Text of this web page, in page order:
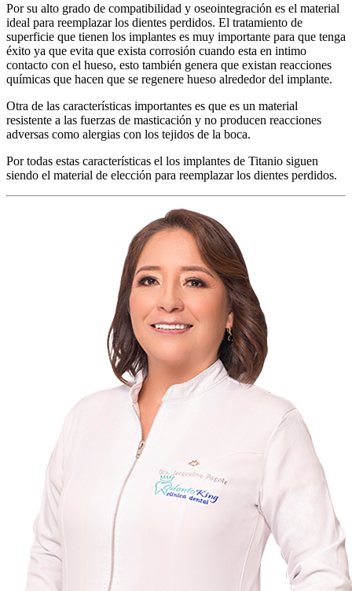
Por su alto grado de compatibilidad y oseointegración es el material
ideal para reemplazar los dientes perdidos. El tratamiento de
superficie que tienen los implantes es muy importante para que tenga
éxito ya que evita que exista corrosión cuando esta en intimo
contacto con el hueso, esto también genera que existan reacciones
químicas que hacen que se regenere hueso alrededor del implante.
Otra de las características importantes es que es un material
resistente a las fuerzas de masticación y no producen reacciones
adversas como alergias con los tejidos de la boca.
Por todas estas características el los implantes de Titanio siguen
siendo el material de elección para reemplazar los dientes perdidos.